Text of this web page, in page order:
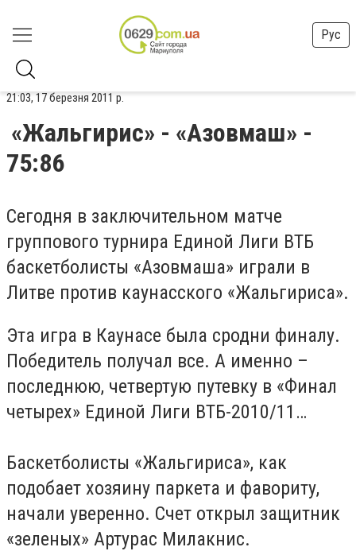
Рус
21:03, 17 березня 2011 р.
«Жальгирис» - «Азовмаш» -
75:86
Сегодня в заключительном матче
группового турнира Единой Лиги ВТБ
баскетболисты «Азовмаша» играли в
Литве против каунасского «Жальгириса».
Эта игра в Каунасе была сродни финалу.
Победитель получал все. А именно –
последнюю, четвертую путевку в «Финал
четырех» Единой Лиги ВТБ-2010/11…
Баскетболисты «Жальгириса», как
подобает хозяину паркета и фавориту,
начали уверенно. Счет открыл защитник
«зеленых» Артурас Милакнис.